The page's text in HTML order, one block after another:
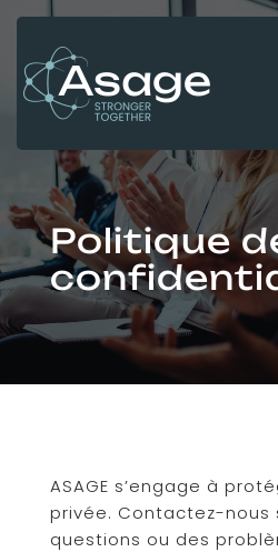
Politique
ASAGE s’engage à
privée. Contactez-nous
questions ou des
Panneau de gestion des cookies